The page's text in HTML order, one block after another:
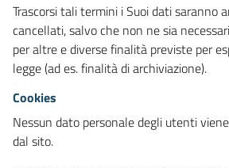
Trascorsi tali termini i Suoi dati saranno
cancellati, salvo che non ne sia
per altre e diverse finalità previste per
legge (ad es. finalità di archiviazione).
Cookies
Nessun dato personale degli utenti
dal sito.